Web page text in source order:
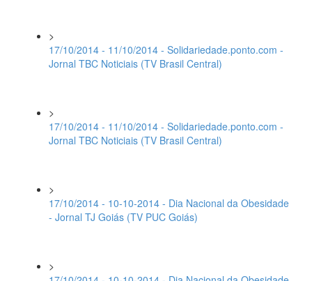
>
17/10/2014 - 11/10/2014 - Solidariedade.ponto.com -
Jornal TBC Noticiais (TV Brasil Central)
>
17/10/2014 - 11/10/2014 - Solidariedade.ponto.com -
Jornal TBC Noticiais (TV Brasil Central)
>
17/10/2014 - 10-10-2014 - Dia Nacional da Obesidade
- Jornal TJ Goiás (TV PUC Goiás)
>